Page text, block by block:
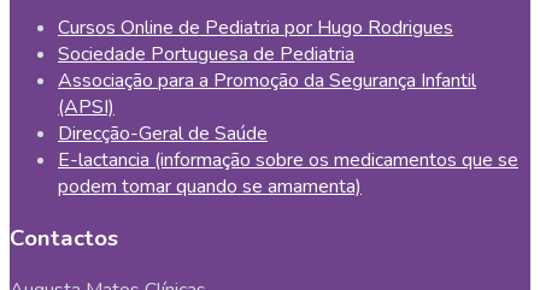
Cursos Online de Pediatria por Hugo Rodrigues
Sociedade Portuguesa de Pediatria
Associação para a Promoção da Segurança Infantil
(APSI)
Direcção-Geral de Saúde
E-lactancia (informação sobre os medicamentos que se
podem tomar quando se amamenta)
Contactos